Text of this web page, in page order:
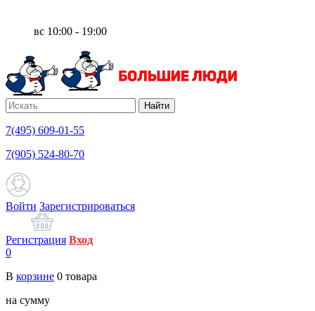
вс 10:00 - 19:00
Найти
7(495) 609-01-55
7(905) 524-80-70
Войти Зарегистрироваться
Регистрация Вход
0
В корзине 0 товара
на сумму